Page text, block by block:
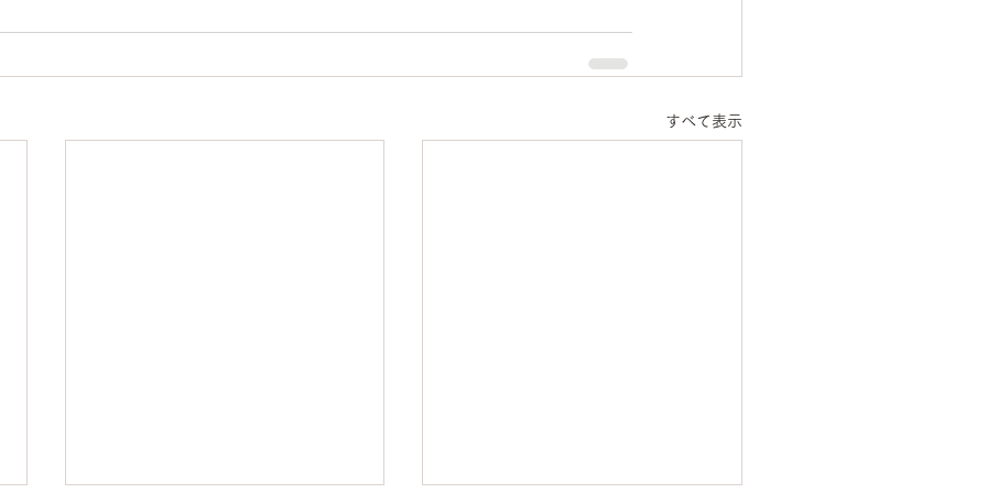
すべて表示